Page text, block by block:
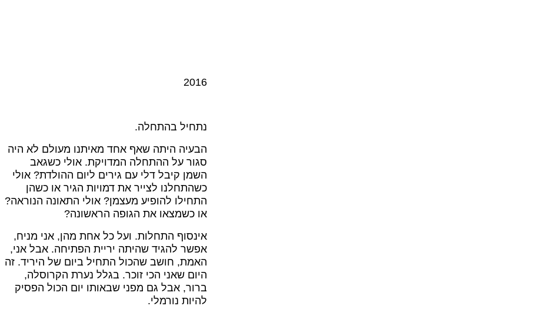
2016
נתחיל בהתחלה.
הבעיה היתה שאף אחד מאיתנו מעולם לא היה
סגור על ההתחלה המדויקת. אולי כשגאב
השמן קיבל דלי עם גירים ליום ההולדת? אולי
כשהתחלנו לצייר את דמויות הגיר או כשהן
התחילו להופיע מעצמן? אולי התאונה הנוראה?
או כשמצאו את הגופה הראשונה?
אינסוף התחלות. ועל כל אחת מהן, אני מניח,
אפשר להגיד שהיתה יריית הפתיחה. אבל אני,
האמת, חושב שהכול התחיל ביום של היריד. זה
היום שאני הכי זוכר. בגלל נערת הקרוסלה,
ברור, אבל גם מפני שבאותו יום הכול הפסיק
להיות נורמלי.